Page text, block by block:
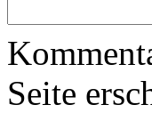
Seite